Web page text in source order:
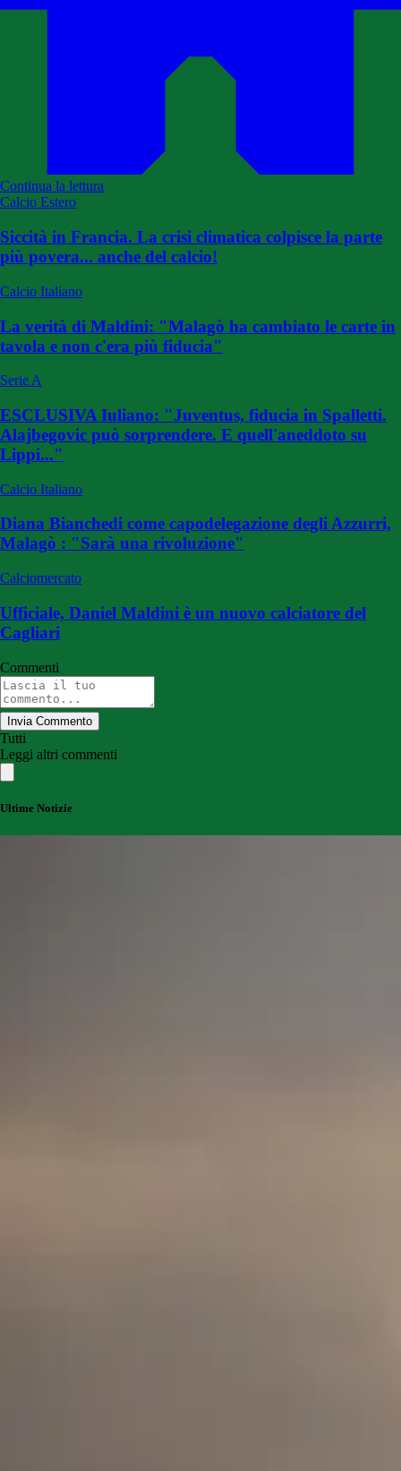
Continua la lettura
Calcio Estero
Siccità in Francia. La crisi climatica colpisce la parte
più povera... anche del calcio!
Calcio Italiano
La verità di Maldini: "Malagò ha cambiato le carte in
tavola e non c'era più fiducia"
Serie A
ESCLUSIVA Iuliano: "Juventus, fiducia in Spalletti.
Alajbegovic può sorprendere. E quell'aneddoto su
Lippi..."
Calcio Italiano
Diana Bianchedi come capodelegazione degli Azzurri,
Malagò : "Sarà una rivoluzione"
Calciomercato
Ufficiale, Daniel Maldini è un nuovo calciatore del
Cagliari
Commenti
Invia Commento
Tutti
Leggi altri commenti
Ultime Notizie